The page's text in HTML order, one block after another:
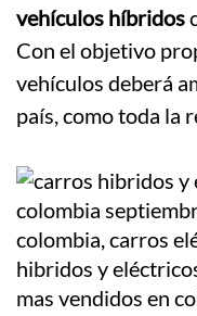
vehículos híbridos
Con el objetivo
vehículos deberá
país, como toda la